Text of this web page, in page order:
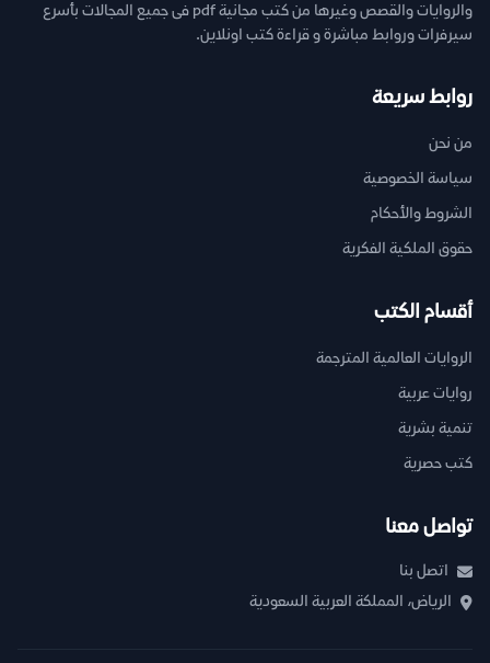
والروايات والقصص وغيرها من كتب مجانية pdf فى جميع المجالات بأسرع
سيرفرات وروابط مباشرة و قراءة كتب اونلاين.
روابط سريعة
من نحن
سياسة الخصوصية
الشروط والأحكام
حقوق الملكية الفكرية
أقسام الكتب
الروايات العالمية المترجمة
روايات عربية
تنمية بشرية
كتب حصرية
تواصل معنا
اتصل بنا
الرياض، المملكة العربية السعودية